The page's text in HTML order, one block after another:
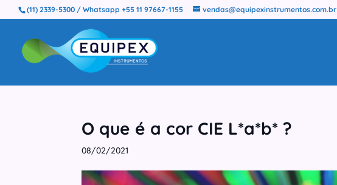
(11) 2339-5300 / Whatsapp +55 11 97667-1155 vendas@equipexinstrumentos.com.br
O que é a cor CIE L*a*b* ?
08/02/2021